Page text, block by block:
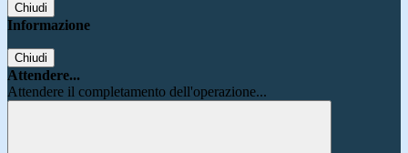
Chiudi
Informazione
Chiudi
Attendere...
Attendere il completamento dell'operazione...